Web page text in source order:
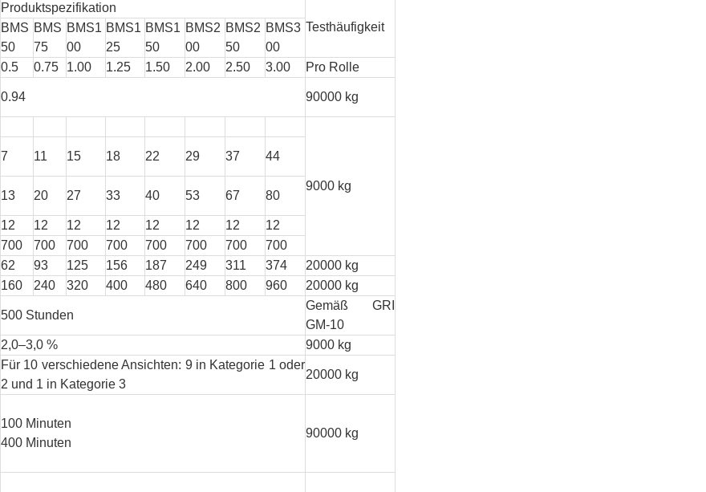
Produktspezifikation
Testhäufigkeit
BMS
50
BMS
75
BMS1
00
BMS1
25
BMS1
50
BMS2
00
BMS2
50
BMS3
00
0.5 0.75 1.00 1.25 1.50 2.00 2.50 3.00 Pro Rolle
0.94 90000 kg
9000 kg
7 11 15 18 22 29 37 44
13 20 27 33 40 53 67 80
12 12 12 12 12 12 12
12
700 700 700 700 700 700 700
700
62 93 125 156 187 249 311 374
20000 kg
160 240 320 400 480 640 800 960 20000 kg
500 Stunden
Gemäß GRI
GM-10
2,0–3,0 % 9000 kg
Für 10 verschiedene Ansichten: 9 in Kategorie 1 oder
2 und 1 in Kategorie 3
20000 kg
100 Minuten
400 Minuten
90000 kg